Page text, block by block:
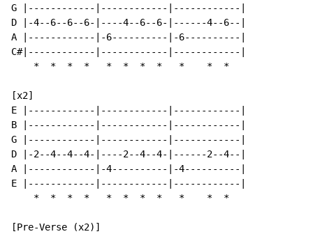
G |------------|------------|------------|
D |-4--6--6--6-|----4--6--6-|------4--6--|
A |------------|-6----------|-6----------|
C#|------------|------------|------------|
    *  *  *  *   *  *  *  *   *    *  *
[x2]
E |------------|------------|------------|
B |------------|------------|------------|
G |------------|------------|------------|
D |-2--4--4--4-|----2--4--4-|------2--4--|
A |------------|-4----------|-4----------|
E |------------|------------|------------|
    *  *  *  *   *  *  *  *   *    *  *
[Pre-Verse (x2)]